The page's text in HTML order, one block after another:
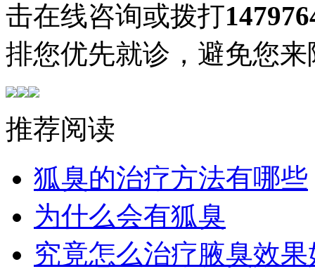
击在线咨询或拨打
排您优先就诊，避免您
推荐阅读
狐臭的治疗方法有哪些
为什么会有狐臭
究竟怎么治疗腋臭效果